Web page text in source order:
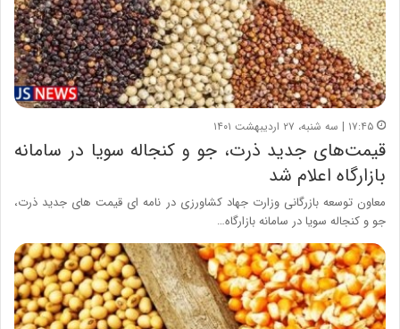
۱۷:۴۵ | سه شنبه، ۲۷ اردیبهشت ۱۴۰۱
قیمت‌های جدید ذرت، جو و کنجاله سویا در سامانه
بازارگاه اعلام شد
معاون توسعه بازرگانی وزارت جهاد کشاورزی در نامه ای قیمت های جدید ذرت،
جو و کنجاله سویا در سامانه بازارگاه…